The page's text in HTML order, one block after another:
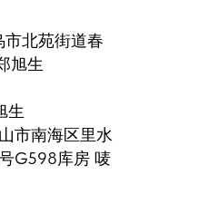
北苑街道春
旭生
生
市南海区里水
G598库房 唛